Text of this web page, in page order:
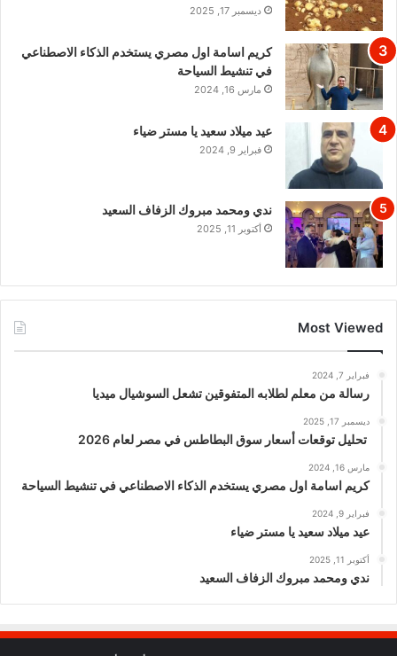
ديسمبر 17, 2025
كريم اسامة اول مصري يستخدم الذكاء الاصطناعي
في تنشيط السياحة
مارس 16, 2024
عيد ميلاد سعيد يا مستر ضياء
فبراير 9, 2024
ندي ومحمد مبروك الزفاف السعيد
أكتوبر 11, 2025
Most Viewed
فبراير 7, 2024
رسالة من معلم لطلابه المتفوقين تشعل السوشيال ميديا
ديسمبر 17, 2025
تحليل توقعات أسعار سوق البطاطس في مصر لعام 2026
مارس 16, 2024
كريم اسامة اول مصري يستخدم الذكاء الاصطناعي في تنشيط السياحة
فبراير 9, 2024
عيد ميلاد سعيد يا مستر ضياء
أكتوبر 11, 2025
ندي ومحمد مبروك الزفاف السعيد